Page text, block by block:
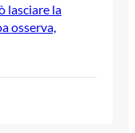
lasciare la
osserva,